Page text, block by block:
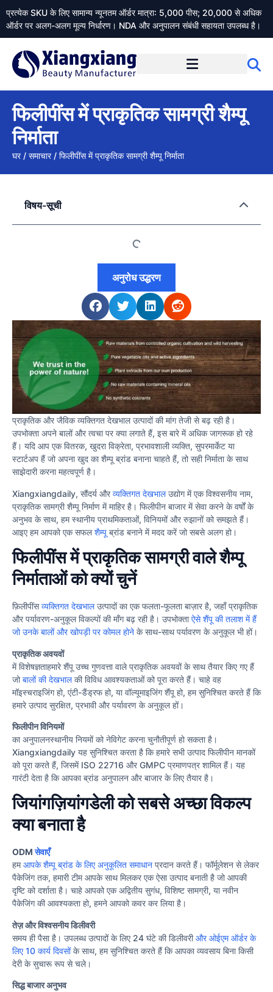
प्रत्येक SKU के लिए सामान्य न्यूनतम ऑर्डर मात्रा: 5,000 पीस; 20,000 से अधिक
ऑर्डर पर अलग-अलग मूल्य निर्धारण। NDA और अनुपालन संबंधी सहायता उपलब्ध है।
फिलीपींस में प्राकृतिक सामग्री शैम्पू
निर्माता
घर/ समाचार/ फिलीपींस में प्राकृतिक सामग्री शैम्पू निर्माता
प्राकृतिक और जैविक व्यक्तिगत देखभाल उत्पादों की मांग तेजी से बढ़ रही है।
उपभोक्ता अपने बालों और त्वचा पर क्या लगाते हैं, इस बारे में अधिक जागरूक हो रहे
हैं। यदि आप एक वितरक, खुदरा विक्रेता, प्रभावशाली व्यक्ति, सुपरमार्केट या
स्टार्टअप हैं जो अपना खुद का शैम्पू ब्रांड बनाना चाहते हैं, तो सही निर्माता के साथ
साझेदारी करना महत्वपूर्ण है।
Xiangxiangdaily, सौंदर्य औरव्यक्तिगत देखभालउद्योग में एक विश्वसनीय नाम,
प्राकृतिक सामग्री शैम्पू निर्माण में माहिर है। फिलीपीन बाजार में सेवा करने के वर्षों के
अनुभव के साथ, हम स्थानीय प्राथमिकताओं, विनियमों और रुझानों को समझते हैं।
आइए हम आपको एक सफलशैम्पू ब्रांड बनाने में मदद करें जो सबसे अलग हो।
फिलीपींस में प्राकृतिक सामग्री वाले शैम्पू
निर्माताओं को क्यों चुनें
फ़िलीपींसव्यक्तिगत देखभालउत्पादों का एक फलता-फूलता बाज़ार है, जहाँ प्राकृतिक
और पर्यावरण-अनुकूल विकल्पों की माँग बढ़ रही है। उपभोक्ताऐसे शैंपू की तलाश में हैं
जो उनके बालों और खोपड़ी पर कोमल होने के साथ-साथ पर्यावरण के अनुकूल भी हों।
प्राकृतिक अवयवों
में विशेषज्ञताहमारे शैंपू उच्च गुणवत्ता वाले प्राकृतिक अवयवों के साथ तैयार किए गए हैं
जोबालों की देखभालकी विविध आवश्यकताओं को पूरा करते हैं। चाहे वह
मॉइस्चराइजिंग हो, एंटी-डैंड्रफ हो, या वॉल्यूमाइजिंग शैंपू हो, हम सुनिश्चित करते हैं कि
हमारे उत्पाद सुरक्षित, प्रभावी और पर्यावरण के अनुकूल हों।
फिलीपीन विनियमों
का अनुपालनस्थानीय नियमों को नेविगेट करना चुनौतीपूर्ण हो सकता है।
Xiangxiangdaily यह सुनिश्चित करता है कि हमारे सभी उत्पाद फिलीपीन मानकों
को पूरा करते हैं, जिसमें ISO 22716 और GMPC प्रमाणपत्र शामिल हैं। यह
गारंटी देता है कि आपका ब्रांड अनुपालन और बाजार के लिए तैयार है।
जियांगज़ियांगडेली को सबसे अच्छा विकल्प
क्या बनाता है
ODMसेवाएँ
हमआपके शैम्पू ब्रांड के लिए अनुकूलित समाधान प्रदान करते हैं। फॉर्मूलेशन से लेकर
पैकेजिंग तक, हमारी टीम आपके साथ मिलकर एक ऐसा उत्पाद बनाती है जो आपकी
दृष्टि को दर्शाता है। चाहे आपको एक अद्वितीय सुगंध, विशिष्ट सामग्री, या नवीन
पैकेजिंग की आवश्यकता हो, हमने आपको कवर कर लिया है।
तेज़ और विश्वसनीय डिलीवरी
समय ही पैसा है। उपलब्ध उत्पादों के लिए 24 घंटे की डिलीवरीऔर ओईएम ऑर्डर के
लिए 10 कार्य दिवसोंके साथ, हम सुनिश्चित करते हैं कि आपका व्यवसाय बिना किसी
देरी के सुचारू रूप से चले।
सिद्ध बाजार अनुभव
विषय-सूची
अनुरोध उद्धरण